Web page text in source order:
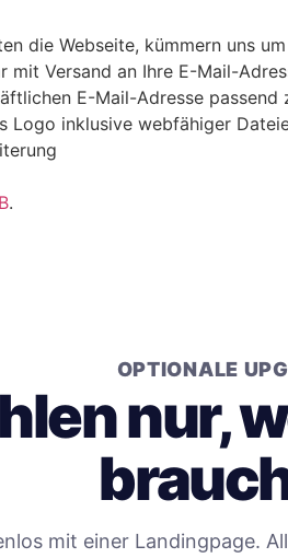
die Webseite, kümmern uns
Versand an Ihre E-Mail-
E-Mail-Adresse passend
Logo inklusive webfähiger
.
OPTIONALE
nur,
mit einer Landingpage.